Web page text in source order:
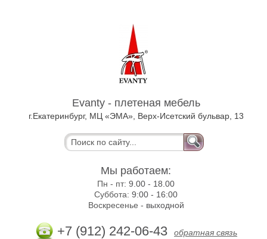
Evanty - плетеная мебель
г.Екатеринбург, МЦ «ЭМА», Верх-Исетский бульвар, 13
Мы работаем:
Пн - пт:9.00 - 18.00
Суббота:9:00 - 16:00
Воскресенье - выходной
+7 (912) 242-06-43 обратная связь